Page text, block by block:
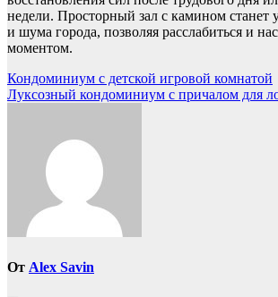
недели. Просторный зал с камином станет
и шума города, позволяя расслабиться и
моментом.
Навигация
по
Кондоминиум с детской игровой комнатой
Луксозный кондоминиум с причалом для
От Alex Savin